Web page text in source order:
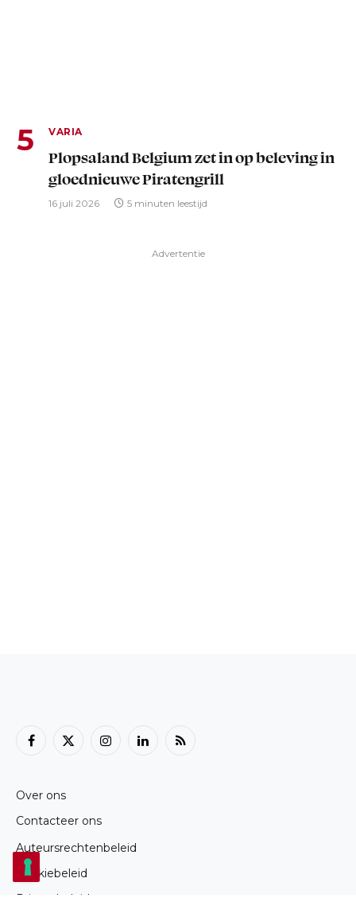
VARIA
Plopsaland Belgium zet in op beleving in
gloednieuwe Piratengrill
16 juli 2026 5 minuten leestijd
Advertentie
Facebook
X
InstagramLinkedInRSS
Over ons
Contacteer ons
Auteursrechtenbeleid
Cookiebeleid
Privacybeleid